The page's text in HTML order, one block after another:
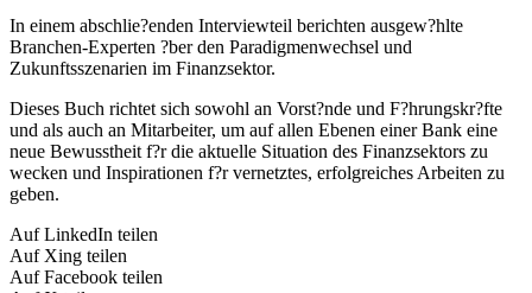
In einem abschlie?enden Interviewteil berichten ausgew?hlte
Branchen-Experten ?ber den Paradigmenwechsel und
Zukunftsszenarien im Finanzsektor.
Dieses Buch richtet sich sowohl an Vorst?nde und F?hrungskr?fte
und als auch an Mitarbeiter, um auf allen Ebenen einer Bank eine
neue Bewusstheit f?r die aktuelle Situation des Finanzsektors zu
wecken und Inspirationen f?r vernetztes, erfolgreiches Arbeiten zu
geben.
Auf LinkedIn teilen
Auf Xing teilen
Auf Facebook teilen